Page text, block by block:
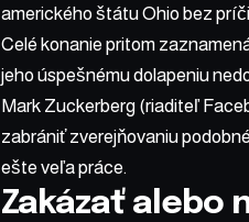
amerického štátu Ohio bez
Celé konanie pritom
jeho úspešnému dolapeniu
Mark Zuckerberg (riaditeľ
zabrániť zverejňovaniu
ešte veľa práce.
Zakázať alebo